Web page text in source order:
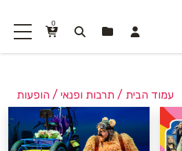
0
עמוד הבית / תרבות ופנאי / הופעות